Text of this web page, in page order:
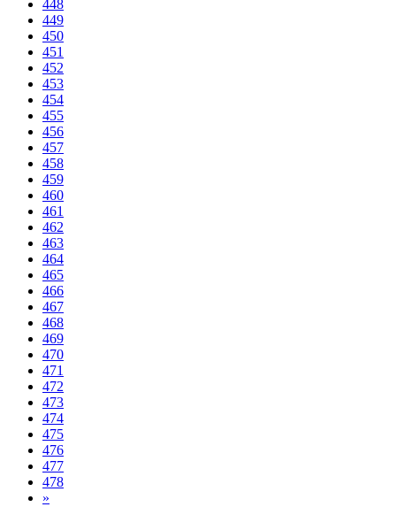
448
449
450
451
452
453
454
455
456
457
458
459
460
461
462
463
464
465
466
467
468
469
470
471
472
473
474
475
476
477
478
»